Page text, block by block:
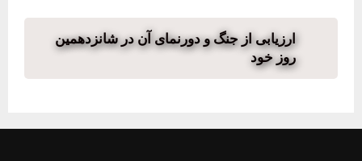
ارزیابی از جنگ و دورنمای آن در شانزدهمین
روز خود